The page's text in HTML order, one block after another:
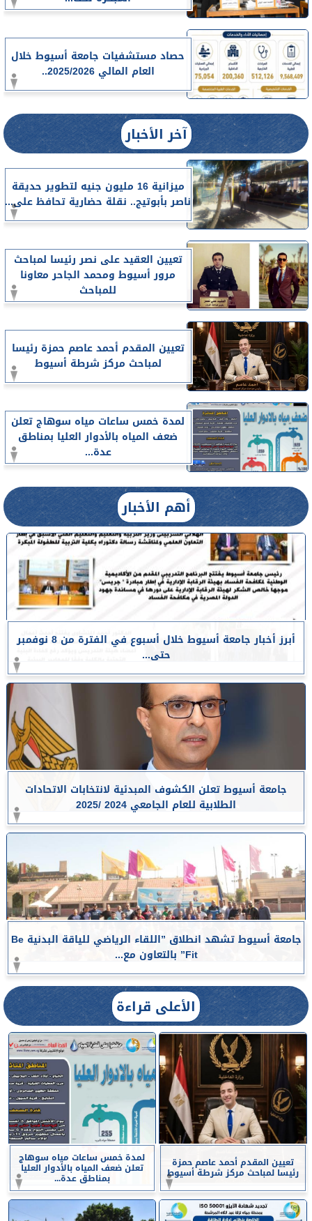
حصاد مستشفيات جامعة أسيوط خلال
العام المالي 2025/2026..
آخر الأخبار
ميزانية 16 مليون جنيه لتطوير حديقة
ناصر بأبوتيج.. نقلة حضارية تحافظ على...
تعيين العقيد على نصر رئيسا لمباحث
مرور أسيوط ومحمد الجاحر معاونا
للمباحث
تعيين المقدم أحمد عاصم حمزة رئيسا
لمباحث مركز شرطة أسيوط
لمدة خمس ساعات مياه سوهاج تعلن
ضعف المياه بالأدوار العليا بمناطق
عدة...
أهم الأخبار
أبرز أخبار جامعة أسيوط خلال أسبوع في الفترة من 8 نوفمبر
حتى...
جامعة أسيوط تعلن الكشوف المبدئية لانتخابات الاتحادات
الطلابية للعام الجامعي 2024 /2025
جامعة أسيوط تشهد انطلاق ”اللقاء الرياضي للياقة البدنية Be
Fit” بالتعاون مع...
الأعلى قراءة
تعيين المقدم أحمد عاصم حمزة
رئيسا لمباحث مركز شرطة أسيوط
لمدة خمس ساعات مياه سوهاج
تعلن ضعف المياه بالأدوار العليا
بمناطق عدة...